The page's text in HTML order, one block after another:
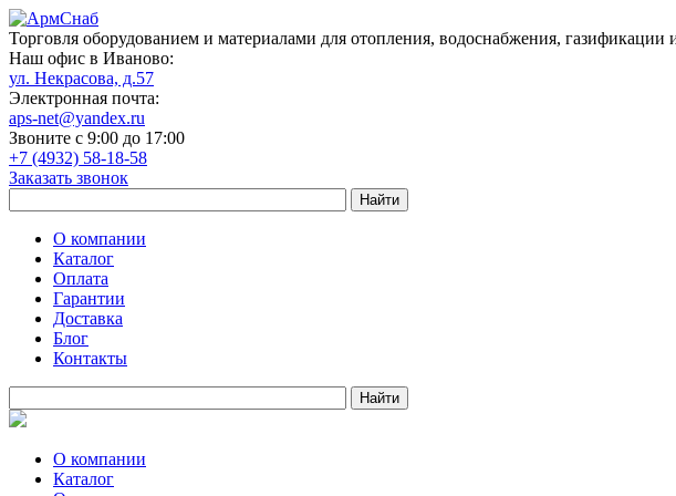
Торговля оборудованием и материалами для отопления, водоснабжения, газификации
Наш офис в Иваново:
ул. Некрасова, д.57
Электронная почта:
aps-net@yandex.ru
Звоните с 9:00 до 17:00
+7 (4932) 58-18-58
Заказать звонок
О компании
Каталог
Оплата
Гарантии
Доставка
Блог
Контакты
О компании
Каталог